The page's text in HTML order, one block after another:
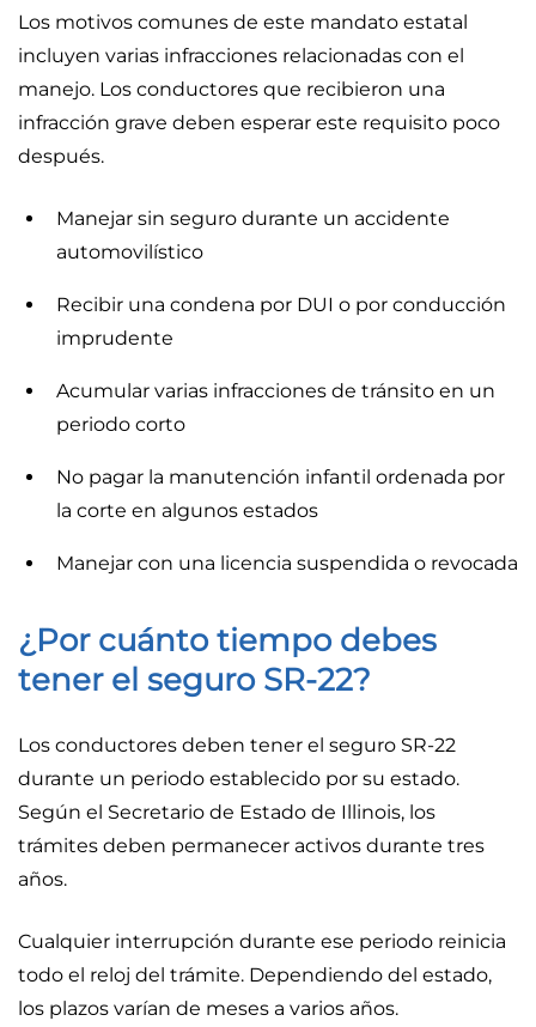
Los motivos comunes de este mandato estatal
incluyen varias infracciones relacionadas con el
manejo. Los conductores que recibieron una
infracción grave deben esperar este requisito poco
después.
Manejar sin seguro durante un accidente
automovilístico
Recibir una condena por DUI o por conducción
imprudente
Acumular varias infracciones de tránsito en un
periodo corto
No pagar la manutención infantil ordenada por
la corte en algunos estados
Manejar con una licencia suspendida o revocada
¿Por cuánto tiempo debes
tener el seguro SR-22?
Los conductores deben tener el seguro SR-22
durante un periodo establecido por su estado.
Según el Secretario de Estado de Illinois, los
trámites deben permanecer activos durante tres
años.
Cualquier interrupción durante ese periodo reinicia
todo el reloj del trámite. Dependiendo del estado,
los plazos varían de meses a varios años.